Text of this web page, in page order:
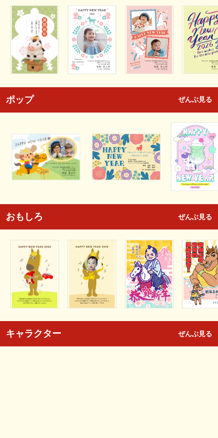
ポップ ぜんぶ見る
おもしろ ぜんぶ見る
キャラクター ぜんぶ見る